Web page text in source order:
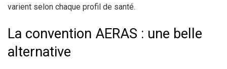
varient selon chaque profil de santé.
La convention AERAS : une belle
alternative